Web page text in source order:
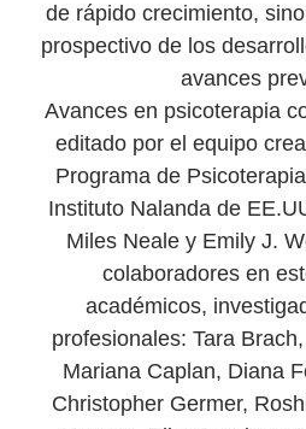
de rápido crecimiento,
prospectivo de los
avances
Avances en psicoterapia
editado por el equipo
Programa de
Instituto Nalanda de
Miles Neale y Emily J.
colaboradores en
académicos,
profesionales: Tara
Mariana Caplan, Diana
Christopher Germer,